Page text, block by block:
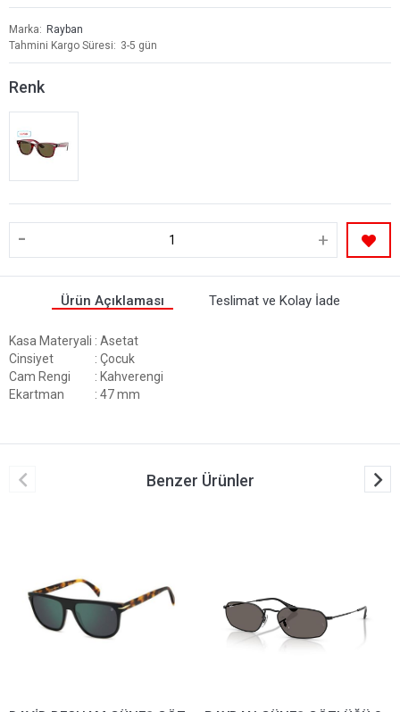
Marka
Rayban
Tahmini Kargo Süresi
3-5 gün
Renk
- +
Ürün Açıklaması Teslimat ve Kolay İade
Kasa Materyali : Asetat
Cinsiyet
: Çocuk
Cam Rengi
: Kahverengi
Ekartman
: 47 mm
Benzer Ürünler